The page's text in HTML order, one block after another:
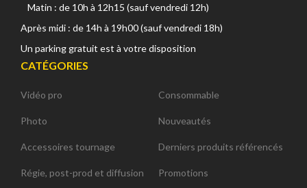
Matin : de 10h à 12h15 (sauf vendredi 12h)
Après midi : de 14h à 19h00 (sauf vendredi 18h)
Un parking gratuit est à votre disposition
CATÉGORIES
Vidéo pro
Photo
Accessoires tournage
Régie, post-prod et diffusion
Consommable
Nouveautés
Derniers produits référencés
Promotions